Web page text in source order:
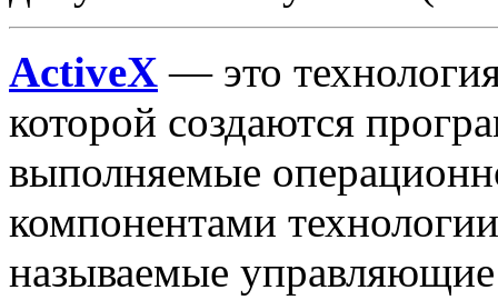
ActiveX — это
которой создаются
выполняемые
компонентами
называемые